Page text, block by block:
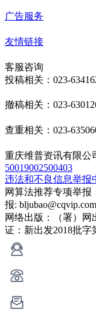
广告服务
友情链接
客服咨询
投稿相关：023-
撤稿相关：023-
查重相关：023-
重庆维普资讯有限公
50019002500403
违法和不良信息举报
网算法推荐专项举报
报: bljubao@cqvip.com
网络出版：（署）
证：新出发2018批字